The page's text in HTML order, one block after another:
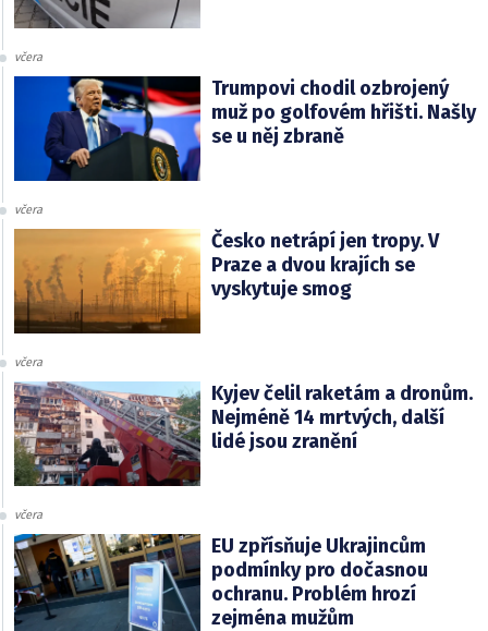
včera
Trumpovi chodil ozbrojený
muž po golfovém hřišti. Našly
se u něj zbraně
včera
Česko netrápí jen tropy. V
Praze a dvou krajích se
vyskytuje smog
včera
Kyjev čelil raketám a dronům.
Nejméně 14 mrtvých, další
lidé jsou zranění
včera
EU zpřísňuje Ukrajincům
podmínky pro dočasnou
ochranu. Problém hrozí
zejména mužům